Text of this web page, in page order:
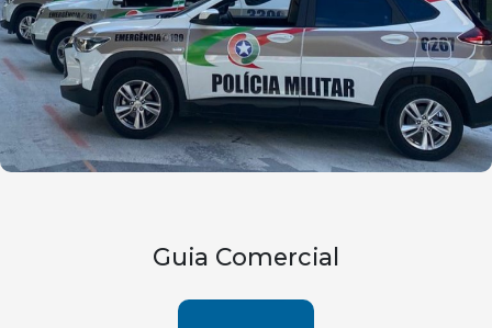
Guia Comercial